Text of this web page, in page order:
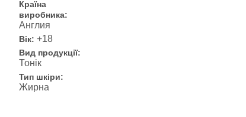
Країна
виробника:
Англия
Вік: +18
Вид продукції:
Тонік
Тип шкіри:
Жирна